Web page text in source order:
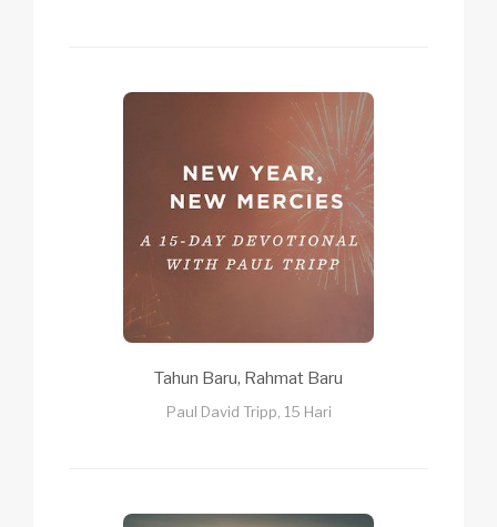
Tahun Baru, Rahmat Baru
Paul David Tripp, 15 Hari